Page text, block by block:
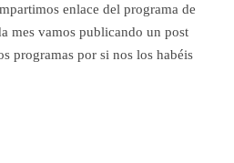
enlace del programa de
mes vamos publicando un post
programas por si nos los habéis